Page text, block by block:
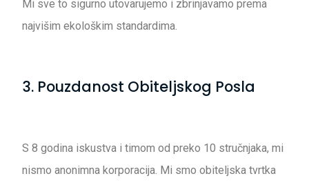
Mi sve to sigurno utovarujemo i zbrinjavamo prema
najvišim ekološkim standardima.
3. Pouzdanost Obiteljskog Posla
S 8 godina iskustva i timom od preko 10 stručnjaka, mi
nismo anonimna korporacija. Mi smo obiteljska tvrtka